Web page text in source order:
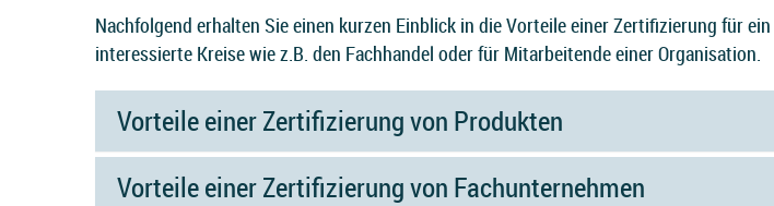
Nachfolgend erhalten Sie einen kurzen Einblick in die Vorteile einer Zertifizierung für
interessierte Kreise wie z.B. den Fachhandel oder für Mitarbeitende einer Organisation.
Vorteile einer Zertifizierung von Produkten
Vorteile einer Zertifizierung von Fachunternehmen